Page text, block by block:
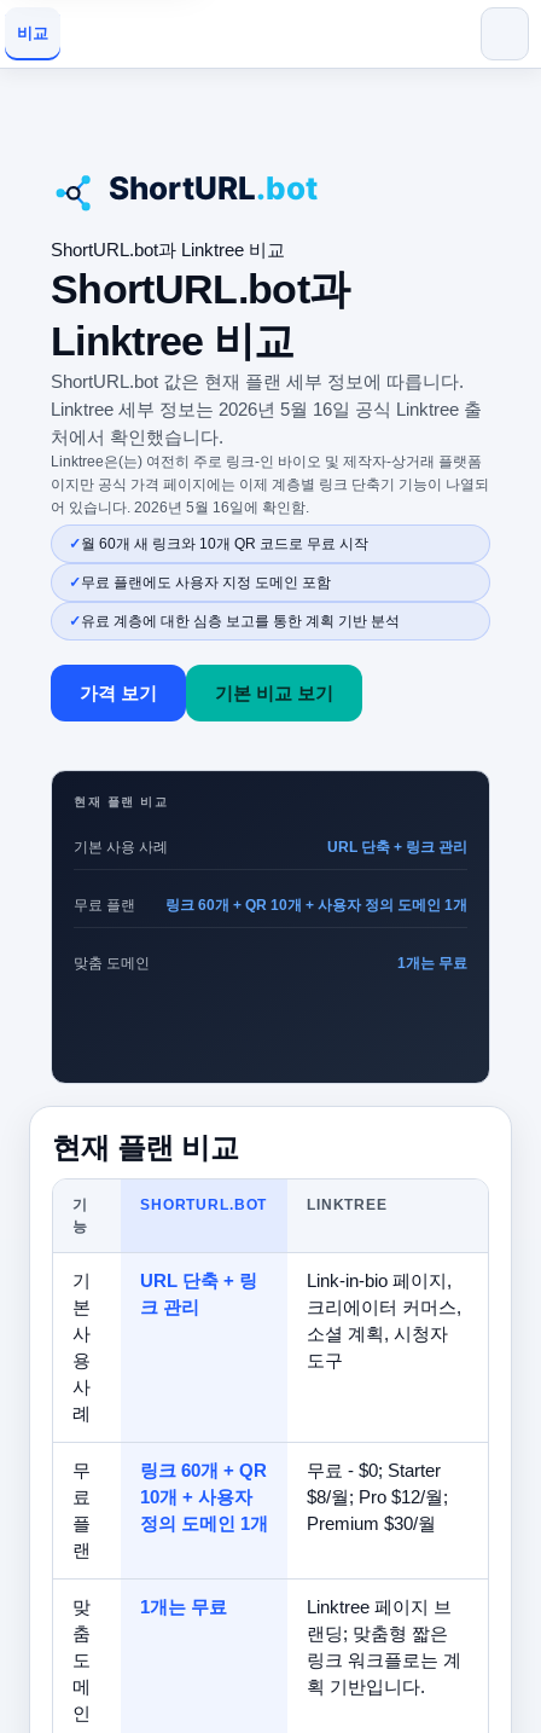
비교
ShortURL.bot과 Linktree 비교
ShortURL.bot과
Linktree 비교
ShortURL.bot 값은 현재 플랜 세부 정보에 따릅니다.
Linktree 세부 정보는 2026년 5월 16일 공식 Linktree 출
처에서 확인했습니다.
Linktree은(는) 여전히 주로 링크-인 바이오 및 제작자-상거래 플랫폼
이지만 공식 가격 페이지에는 이제 계층별 링크 단축기 기능이 나열되
어 있습니다. 2026년 5월 16일에 확인함.
월 60개 새 링크와 10개 QR 코드로 무료 시작
무료 플랜에도 사용자 지정 도메인 포함
유료 계층에 대한 심층 보고를 통한 계획 기반 분석
가격 보기 기본 비교 보기
현재 플랜 비교
기본 사용 사례 URL 단축 + 링크 관리
무료 플랜 링크 60개 + QR 10개 + 사용자 정의 도메인 1개
맞춤 도메인 1개는 무료
현재 플랜 비교
기
능
SHORTURL.BOT LINKTREE
기
본
사
용
사
례
URL 단축 + 링
크 관리
Link-in-bio 페이지,
크리에이터 커머스,
소셜 계획, 시청자
도구
무
료
플
랜
링크 60개 + QR
10개 + 사용자
정의 도메인 1개
무료 - $0; Starter
$8/월; Pro $12/월;
Premium $30/월
맞
춤
도
메
인
1개는 무료
Linktree 페이지 브
랜딩; 맞춤형 짧은
링크 워크플로는 계
획 기반입니다.